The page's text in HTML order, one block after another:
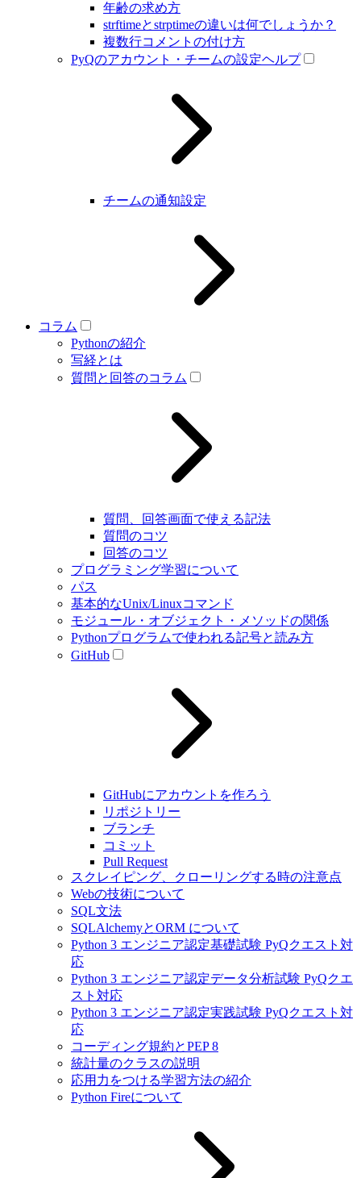
年齢の求め方
strftimeとstrptimeの違いは何でしょうか？
複数行コメントの付け方
PyQのアカウント・チームの設定ヘルプ
チームの通知設定
コラム
Pythonの紹介
写経とは
質問と回答のコラム
質問、回答画面で使える記法
質問のコツ
回答のコツ
プログラミング学習について
パス
基本的なUnix/Linuxコマンド
モジュール・オブジェクト・メソッドの関係
Pythonプログラムで使われる記号と読み方
GitHub
GitHubにアカウントを作ろう
リポジトリー
ブランチ
コミット
Pull Request
スクレイピング、クローリングする時の注意点
Webの技術について
SQL文法
SQLAlchemyとORM について
Python 3 エンジニア認定基礎試験 PyQクエスト対
応
Python 3 エンジニア認定データ分析試験 PyQクエ
スト対応
Python 3 エンジニア認定実践試験 PyQクエスト対
応
コーディング規約とPEP 8
統計量のクラスの説明
応用力をつける学習方法の紹介
Python Fireについて